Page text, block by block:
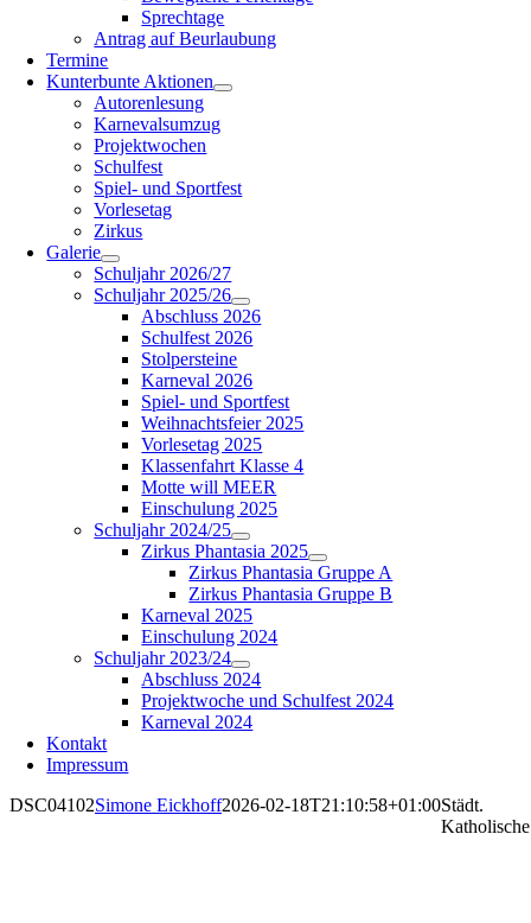
Sprechtage
Antrag auf Beurlaubung
Termine
Kunterbunte Aktionen
Autorenlesung
Karnevalsumzug
Projektwochen
Schulfest
Spiel- und Sportfest
Vorlesetag
Zirkus
Galerie
Schuljahr 2026/27
Schuljahr 2025/26
Abschluss 2026
Schulfest 2026
Stolpersteine
Karneval 2026
Spiel- und Sportfest
Weihnachtsfeier 2025
Vorlesetag 2025
Klassenfahrt Klasse 4
Motte will MEER
Einschulung 2025
Schuljahr 2024/25
Zirkus Phantasia 2025
Zirkus Phantasia Gruppe A
Zirkus Phantasia Gruppe B
Karneval 2025
Einschulung 2024
Schuljahr 2023/24
Abschluss 2024
Projektwoche und Schulfest 2024
Karneval 2024
Kontakt
Impressum
DSC04102Simone Eickhoff2026-02-18T21:10:58+01:00Städt.
Katholische